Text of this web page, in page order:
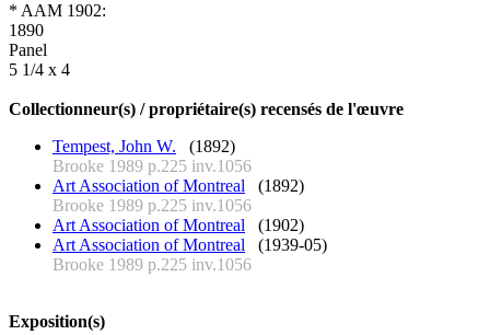
* AAM 1902:
1890
Panel
5 1/4 x 4
Collectionneur(s) / propriétaire(s) recensés de l'œuvre
Tempest, John W. (1892)
Brooke 1989 p.225 inv.1056
Art Association of Montreal (1892)
Brooke 1989 p.225 inv.1056
Art Association of Montreal (1902)
Art Association of Montreal (1939-05)
Brooke 1989 p.225 inv.1056
Exposition(s)